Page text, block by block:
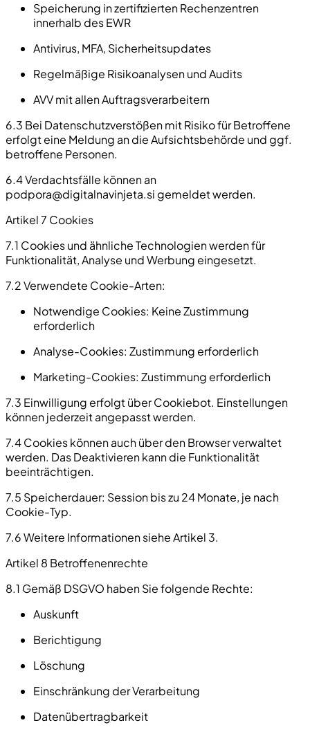
Speicherung in zertifizierten Rechenzentren
innerhalb des EWR
Antivirus, MFA, Sicherheitsupdates
Regelmäßige Risikoanalysen und Audits
AVV mit allen Auftragsverarbeitern
6.3 Bei Datenschutzverstößen mit Risiko für Betroffene
erfolgt eine Meldung an die Aufsichtsbehörde und ggf.
betroffene Personen.
6.4 Verdachtsfälle können an
podpora@digitalnavinjeta.sigemeldet werden.
Artikel 7 Cookies
7.1 Cookies und ähnliche Technologien werden für
Funktionalität, Analyse und Werbung eingesetzt.
7.2 Verwendete Cookie-Arten:
Notwendige Cookies: Keine Zustimmung
erforderlich
Analyse-Cookies: Zustimmung erforderlich
Marketing-Cookies: Zustimmung erforderlich
7.3 Einwilligung erfolgt über Cookiebot. Einstellungen
können jederzeit angepasst werden.
7.4 Cookies können auch über den Browser verwaltet
werden. Das Deaktivieren kann die Funktionalität
beeinträchtigen.
7.5 Speicherdauer: Session bis zu 24 Monate, je nach
Cookie-Typ.
7.6 Weitere Informationen siehe Artikel 3.
Artikel 8 Betroffenenrechte
8.1 Gemäß DSGVO haben Sie folgende Rechte:
Auskunft
Berichtigung
Löschung
Einschränkung der Verarbeitung
Datenübertragbarkeit